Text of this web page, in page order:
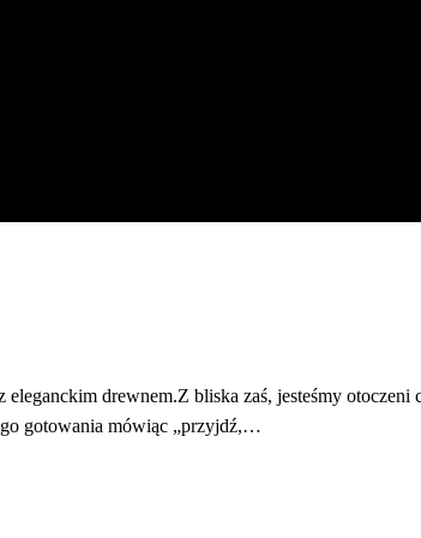
drewnem.Z bliska zaś, jesteśmy
gotowania mówiąc „przyjdź,…